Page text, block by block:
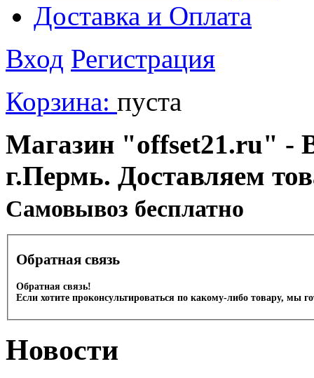
Доставка и Оплата
Вход Регистрация
Корзина: пуста
Магазин "offset21.ru" -
г.Пермь. Доставляем
Cамовывоз бесплатно
Обратная связь
Обратная связь!
Если хотите проконсультироваться по какому-либо товару, мы
Новости